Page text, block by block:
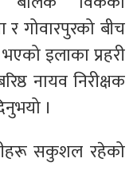
र गोवारपुरको बीच
इलाका प्रहरी
नायव निरीक्षक
।
सकुशल रहेको